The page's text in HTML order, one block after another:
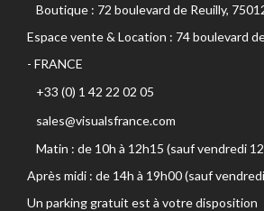
Boutique : 72 boulevard de Reuilly,
Espace vente & Location : 74 boulevard
- FRANCE
+33 (0) 1 42 22 02 05
sales@visualsfrance.com
Matin : de 10h à 12h15 (sauf vendredi
Après midi : de 14h à 19h00 (sauf
Un parking gratuit est à votre disposition